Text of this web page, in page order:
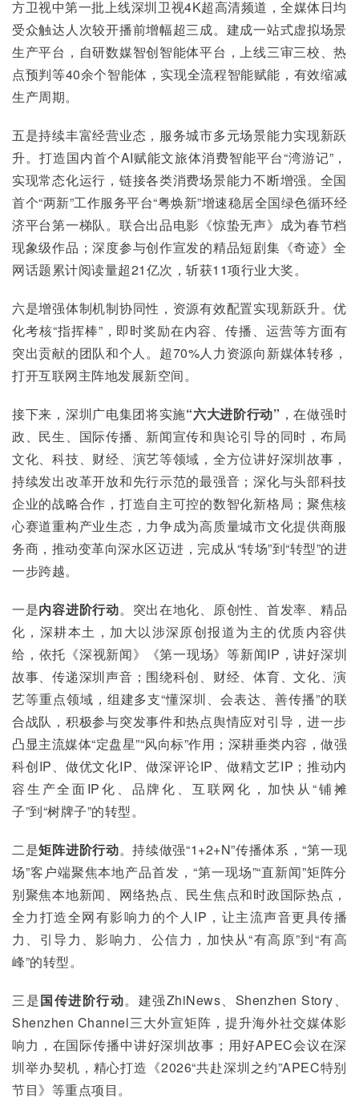
方卫视中第一批上线深圳卫视4K超高清频道，全媒体日均
受众触达人次较开播前增幅超三成。建成一站式虚拟场景
生产平台，自研数媒智创智能体平台，上线三审三校、热
点预判等40余个智能体，实现全流程智能赋能，有效缩减
生产周期。
五是持续丰富经营业态，服务城市多元场景能力实现新跃
升。打造国内首个AI赋能文旅体消费智能平台“湾游记”，
实现常态化运行，链接各类消费场景能力不断增强。全国
首个“两新”工作服务平台“粤焕新”增速稳居全国绿色循环经
济平台第一梯队。联合出品电影《惊蛰无声》成为春节档
现象级作品；深度参与创作宣发的精品短剧集《奇迹》全
网话题累计阅读量超21亿次，斩获11项行业大奖。
六是增强体制机制协同性，资源有效配置实现新跃升。优
化考核“指挥棒”，即时奖励在内容、传播、运营等方面有
突出贡献的团队和个人。超70%人力资源向新媒体转移，
打开互联网主阵地发展新空间。
接下来，深圳广电集团将实施“六大进阶行动” ，在做强时
政、民生、国际传播、新闻宣传和舆论引导的同时，布局
文化、科技、财经、演艺等领域，全方位讲好深圳故事，
持续发出改革开放和先行示范的最强音；深化与头部科技
企业的战略合作，打造自主可控的数智化新格局；聚焦核
心赛道重构产业生态，力争成为高质量城市文化提供商服
务商，推动变革向深水区迈进，完成从“转场”到“转型”的进
一步跨越。
一是内容进阶行动。突出在地化、原创性、首发率、精品
化，深耕本土，加大以涉深原创报道为主的优质内容供
给，依托《深视新闻》《第一现场》等新闻IP，讲好深圳
故事、传递深圳声音；围绕科创、财经、体育、文化、演
艺等重点领域，组建多支“懂深圳、会表达、善传播”的联
合战队，积极参与突发事件和热点舆情应对引导，进一步
凸显主流媒体“定盘星”“风向标”作用；深耕垂类内容，做强
科创IP、做优文化IP、做深评论IP、做精文艺IP；推动内
容生产全面IP化、品牌化、互联网化，加快从“铺摊
子”到“树牌子”的转型。
二是矩阵进阶行动。持续做强“1+2+N”传播体系，“第一现
场”客户端聚焦本地产品首发，“第一现场”“直新闻”矩阵分
别聚焦本地新闻、网络热点、民生焦点和时政国际热点，
全力打造全网有影响力的个人IP，让主流声音更具传播
力、引导力、影响力、公信力，加快从“有高原”到“有高
峰”的转型。
三是国传进阶行动。建强ZhiNews、Shenzhen Story、
Shenzhen Channel三大外宣矩阵，提升海外社交媒体影
响力，在国际传播中讲好深圳故事；用好APEC会议在深
圳举办契机，精心打造《2026“共赴深圳之约”APEC特别
节目》等重点项目。